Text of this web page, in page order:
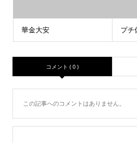
華金大安 プチ
コメント ( 0 )
この記事へのコメントはありません。